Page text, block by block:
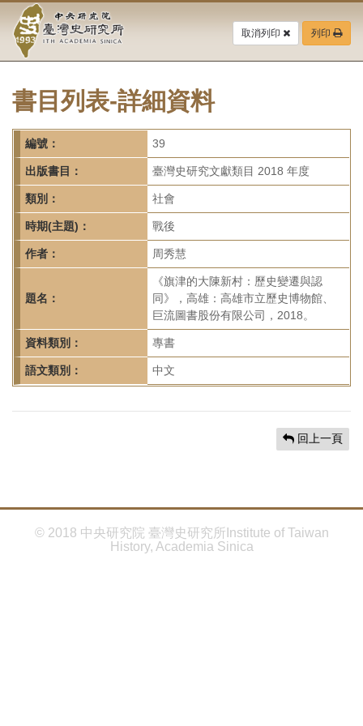
要
中
央
研
究
院-
臺
灣
史
研
究
所-
首
頁
取消列印 列印
書目列表-詳細資料
編號： 39
出版書目： 臺灣史研究文獻類目 2018 年度
類別： 社會
時期(主題)： 戰後
作者： 周秀慧
題名：
《旗津的大陳新村：歷史變遷與認
同》，高雄：高雄市立歷史博物館、
巨流圖書股份有限公司，2018。
資料類別： 專書
語文類別： 中文
回上一頁
© 2018 中央研究院 臺灣史研究所Institute of Taiwan
History, Academia Sinica